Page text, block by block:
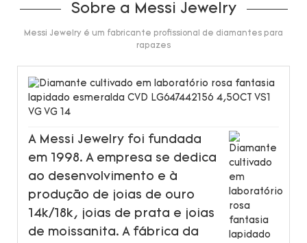
Sobre a Messi Jewelry
Messi Jewelry é um fabricante profissional de diamantes para
rapazes
A Messi Jewelry foi fundada
em 1998. A empresa se dedica
ao desenvolvimento e à
produção de joias de ouro
14k/18k, joias de prata e joias
de moissanita. A fábrica da